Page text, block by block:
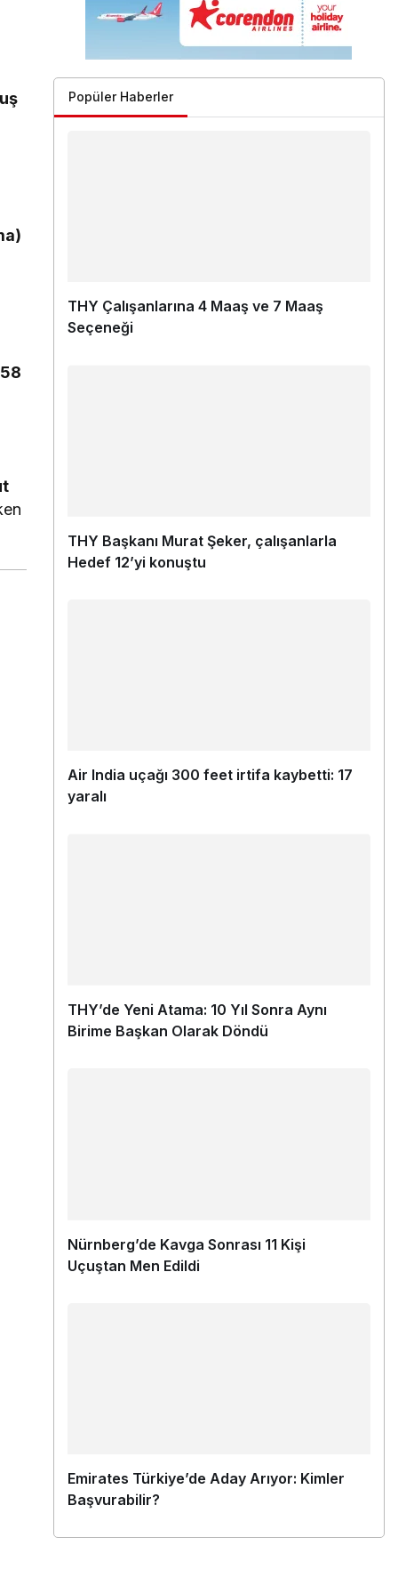
58
Popüler Haberler
THY Çalışanlarına 4 Maaş ve 7 Maaş
Seçeneği
THY Başkanı Murat Şeker, çalışanlarla
Hedef 12’yi konuştu
Air India uçağı 300 feet irtifa kaybetti: 17
yaralı
THY’de Yeni Atama: 10 Yıl Sonra Aynı
Birime Başkan Olarak Döndü
Nürnberg’de Kavga Sonrası 11 Kişi
Uçuştan Men Edildi
Emirates Türkiye’de Aday Arıyor: Kimler
Başvurabilir?